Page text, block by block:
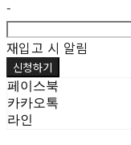
-
재입고 시 알림
신청하기
페이스북
카카오톡
라인